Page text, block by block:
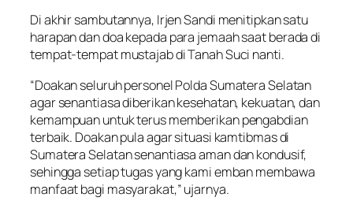
Di akhir sambutannya, Irjen Sandi menitipkan satu
harapan dan doa kepada para jemaah saat berada di
tempat-tempat mustajab di Tanah Suci nanti.
“Doakan seluruh personel Polda Sumatera Selatan
agar senantiasa diberikan kesehatan, kekuatan, dan
kemampuan untuk terus memberikan pengabdian
terbaik. Doakan pula agar situasi kamtibmas di
Sumatera Selatan senantiasa aman dan kondusif,
sehingga setiap tugas yang kami emban membawa
manfaat bagi masyarakat,” ujarnya.